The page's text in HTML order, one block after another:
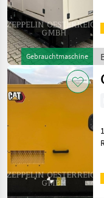
Gebrauchtmaschine